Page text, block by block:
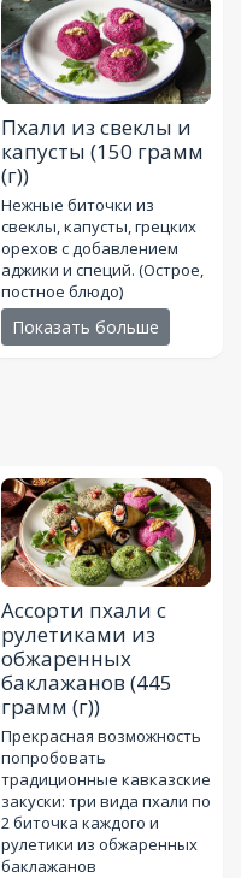
Пхали из свеклы и
капусты (150 грамм
(г))
Нежные биточки из
свеклы, капусты, грецких
орехов с добавлением
аджики и специй. (Острое,
постное блюдо)
Показать больше
Ассорти пхали с
рулетиками из
обжаренных
баклажанов (445
грамм (г))
Прекрасная возможность
попробовать
традиционные кавказские
закуски: три вида пхали по
2 биточка каждого и
рулетики из обжаренных
баклажанов